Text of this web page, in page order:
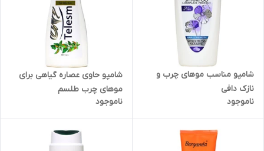
شامپو مناسب موهای چرب و
نازک دافی
ناموجود
شامپو حاوی عصاره گیاهی برای
موهای چرب طلسم
ناموجود